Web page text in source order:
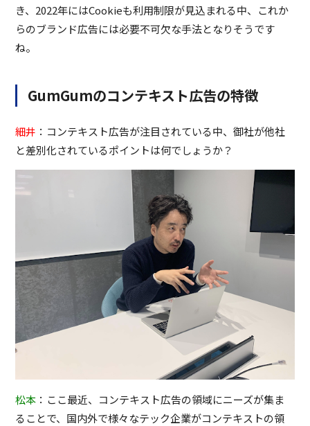
き、2022年にはCookieも利用制限が見込まれる中、これか
らのブランド広告には必要不可欠な手法となりそうです
ね。
GumGumのコンテキスト広告の特徴
細井 ：コンテキスト広告が注目されている中、御社が他社
と差別化されているポイントは何でしょうか？
松本 ：ここ最近、コンテキスト広告の領域にニーズが集ま
ることで、国内外で様々なテック企業がコンテキストの領